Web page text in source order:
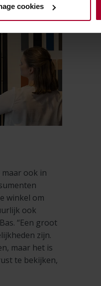
cookies
ook in
winkel om
ook
“Een groot
zijn.
maar het is
te bekijken,